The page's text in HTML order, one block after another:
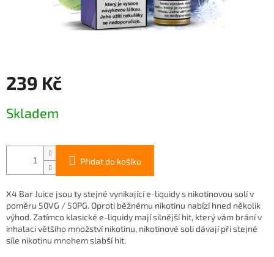
239 Kč
cena:
Skladem
Přidat do košíku
X4 Bar Juice jsou ty stejné vynikající e-liquidy s nikotinovou solí v
poměru 50VG / 50PG. Oproti běžnému nikotinu nabízí hned několik
výhod. Zatímco klasické e-liquidy mají silnější hit, který vám brání v
inhalaci většího množství nikotinu, nikotinové soli dávají při stejné
síle nikotinu mnohem slabší hit.